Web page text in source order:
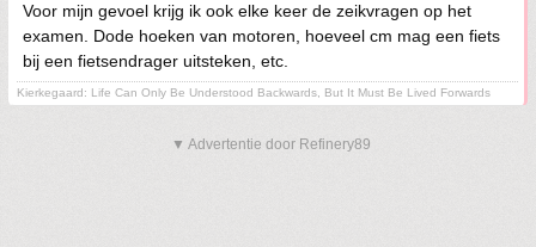
Voor mijn gevoel krijg ik ook elke keer de zeikvragen op het
examen. Dode hoeken van motoren, hoeveel cm mag een fiets
bij een fietsendrager uitsteken, etc.
Kierkegaard: Life Can Only Be Understood Backwards, But It Must Be Lived Forwards
▼ Advertentie door Refinery89